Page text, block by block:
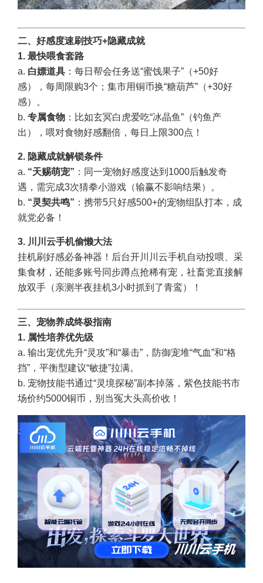
二、好感度速刷技巧+隐藏成就
1. 最快喂食套路
a. 白嫖道具 ：每日帮会任务送“蜜饯果子”（+50好
感），每周限购3个；集市用铜币换“糖葫芦”（+30好
感）。
b. 专属食物 ：比如玄冥白虎爱吃“冰晶鱼”（钓鱼产
出），喂对食物好感翻倍，每日上限300点！
2. 隐藏成就解锁条件
a. “天赐萌宠” ：同一宠物好感度达到1000后触发奇
遇，需完成3次猜拳小游戏（输赢不影响结果）。
b. “灵契共鸣” ：携带5只好感500+的宠物组队打本，成
就党必备！
3. 川川云手机偷懒大法
挂机刷好感必备神器！后台开川川云手机自动投喂、采
集食材，还能多账号同步蹲点抢稀有宠，社畜党直接解
放双手（亲测半夜挂机3小时抓到了青鸾）！
三、宠物养成终极指南
1. 属性培养优先级
a. 输出宠优先升“灵攻”和“暴击”，防御宠堆“气血”和“格
挡”，平衡型建议“敏捷”拉满。
b. 宠物技能书通过“灵境探秘”副本掉落，紫色技能书市
场价约5000铜币，别当冤大头高价收！